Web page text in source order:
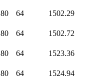
80 64
1502.29
80 64
1502.72
80 64
1523.36
80 64
1524.94